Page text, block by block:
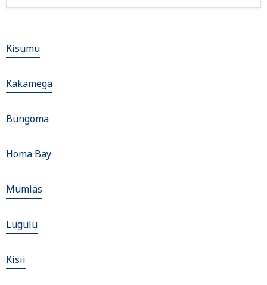
Kisumu
Kakamega
Bungoma
Homa Bay
Mumias
Lugulu
Kisii